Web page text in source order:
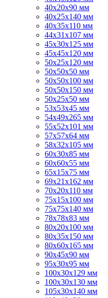
40х20х90 мм
40х25х140 мм
40х35х110 мм
44х31х107 мм
45х30х125 мм
45х45х120 мм
50х25х120 мм
50х50х50 мм
50х50х100 мм
50х50х150 мм
50х25х50 мм
53х53х45 мм
54х49х265 мм
55х52х101 мм
57х57х64 мм
58х32х105 мм
60х30х85 мм
60х60х55 мм
65х15х75 мм
69х21х162 мм
70х20х110 мм
75х15х100 мм
75х75х140 мм
78х78х83 мм
80х20х100 мм
80х35х150 мм
80х60х165 мм
90х45х90 мм
95х30х95 мм
100х30х129 мм
100х30х130 мм
105х30х140 мм